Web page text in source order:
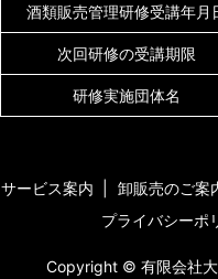
酒類販売管理研修受講年月
次回研修の受講期限
研修実施団体名
サービス案内 卸販売のご案
プライバシーポ
Copyright © 有限会社